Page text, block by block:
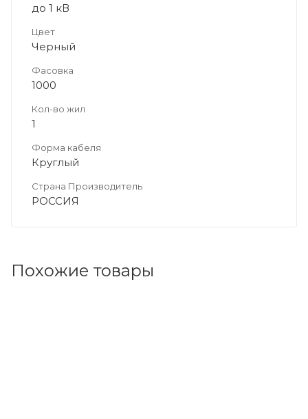
до 1 кВ
Цвет
Черный
Фасовка
1000
Кол-во жил
1
Форма кабеля
Круглый
Страна Производитель
РОССИЯ
Похожие товары